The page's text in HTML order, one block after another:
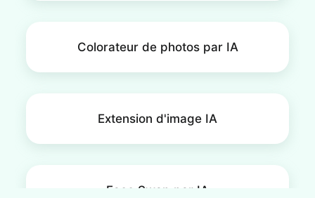
Colorateur de photos par IA
Extension d'image IA
Face Swap par IA